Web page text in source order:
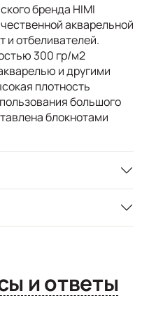
бренда HIMI
акварельной
и отбеливателей.
300 гр/м2
и другими
плотность
большого
блокнотами
Вопросы и ответы